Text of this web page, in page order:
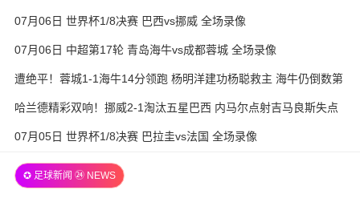
07月06日 世界杯1/8决赛 巴西vs挪威 全场录像
07月06日 中超第17轮 青岛海牛vs成都蓉城 全场录像
遭绝平！蓉城1-1海牛14分领跑 杨明洋建功杨聪救主 海牛仍倒数第
哈兰德精彩双响！挪威2-1淘汰五星巴西 内马尔点射吉马良斯失点
07月05日 世界杯1/8决赛 巴拉圭vs法国 全场录像
✪ 足球新闻 ㉔ NEWS